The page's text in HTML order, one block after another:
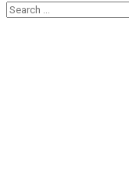
Search
for: